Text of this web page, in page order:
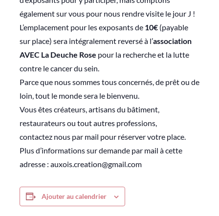
également sur vous pour nous rendre visite le jour J !
L’emplacement pour les exposants de 10€ (payable
sur place) sera intégralement reversé à l’association
AVEC La Deuche Rose pour la recherche et la lutte
contre le cancer du sein.
Parce que nous sommes tous concernés, de prêt ou de
loin, tout le monde sera le bienvenu.
Vous êtes créateurs, artisans du bâtiment,
restaurateurs ou tout autres professions,
contactez nous par mail pour réserver votre place.
Plus d’informations sur demande par mail à cette
adresse : auxois.creation@gmail.com
Ajouter au calendrier